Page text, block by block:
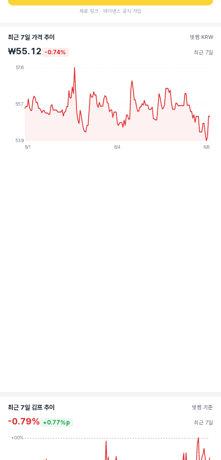
제휴 링크 · 바이낸스 공식 가입
최근 7일 가격 추이 빗썸 KRW
₩55.12 -0.74% 최근 7일
57.6
55.7
53.9
8/1
8/4 8/8
최근 7일 김프 추이 빗썸 기준
-0.79% +0.77%p 최근 7일
+0.0%